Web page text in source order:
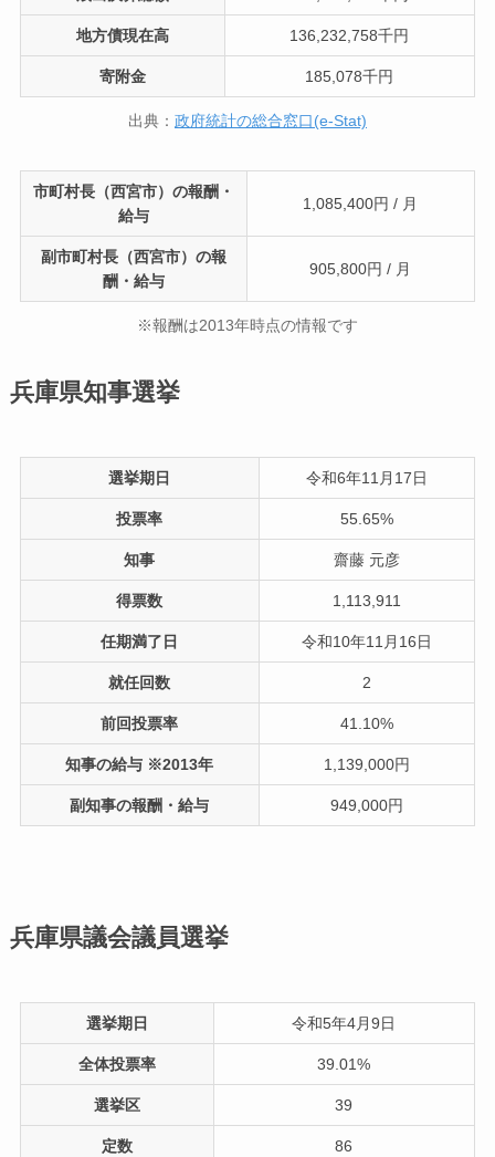
地方債現在高 136,232,758千円
寄附金 185,078千円
出典： 政府統計の総合窓口(e-Stat)
市町村長（西宮市）の報酬・
給与
1,085,400円 / 月
副市町村長（西宮市）の報
酬・給与
905,800円 / 月
※報酬は2013年時点の情報です
兵庫県知事選挙
選挙期日 令和6年11月17日
投票率 55.65%
知事 齋藤 元彦
得票数 1,113,911
任期満了日 令和10年11月16日
就任回数 2
前回投票率 41.10%
知事の給与 ※2013年 1,139,000円
副知事の報酬・給与 949,000円
兵庫県議会議員選挙
選挙期日 令和5年4月9日
全体投票率 39.01%
選挙区 39
定数 86